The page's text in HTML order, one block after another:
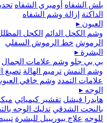
بلش الشفاه أومبري الشفاه
الداكنة إزالة وشم الشفاه
العيون ▸
وشم الكحل الدائم
الكحل
الرموش خط الرموش السفلي
البشرة ▸
بي بي جلو وشم علامات الجمال
وشم النمش ترميم الهالة تصبغ
علامات التمدد وشم خافي
الوجه ▸
هايدرا فيشل تقشير كيميائي
بالنحت الشدقي تدليك الوجه
للوجه علاج بيوريبيل للبشرة